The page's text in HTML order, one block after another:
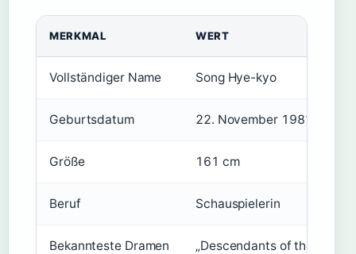
MERKMAL WERT
Vollständiger Name Song Hye-kyo
Geburtsdatum 22. November 1981
Größe 161 cm
Beruf Schauspielerin
Bekannteste Dramen „Descendants of the Sun“,